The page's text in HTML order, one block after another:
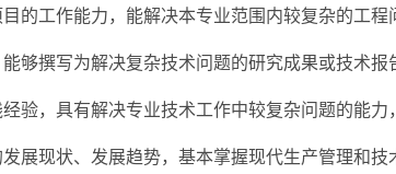
的工作能力，能解决本专业范围内较复杂的工程
够撰写为解决复杂技术问题的研究成果或技术报
验，具有解决专业技术工作中较复杂问题的能力
展现状、发展趋势，基本掌握现代生产管理和技